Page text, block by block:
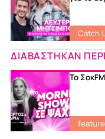
Catch
ΔΙΑΒΑΣΤΗΚΑΝ
Το